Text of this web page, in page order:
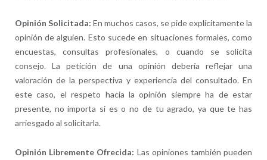
Opinión Solicitada: En muchos casos, se pide explícitamente la
opinión de alguien. Esto sucede en situaciones formales, como
encuestas, consultas profesionales, o cuando se solicita
consejo. La petición de una opinión debería reflejar una
valoración de la perspectiva y experiencia del consultado. En
este caso, el respeto hacia la opinión siempre ha de estar
presente, no importa si es o no de tu agrado, ya que te has
arriesgado al solicitarla.
Opinión Libremente Ofrecida: Las opiniones también pueden